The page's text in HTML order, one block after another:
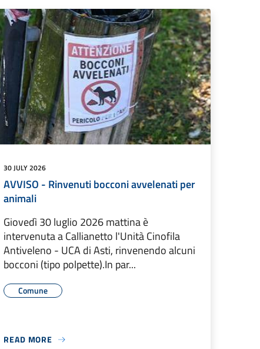
30 JULY 2026
AVVISO - Rinvenuti bocconi avvelenati per
animali
Giovedì 30 luglio 2026 mattina è
intervenuta a Callianetto l'Unità Cinofila
Antiveleno - UCA di Asti, rinvenendo alcuni
bocconi (tipo polpette).In par...
Comune
READ MORE